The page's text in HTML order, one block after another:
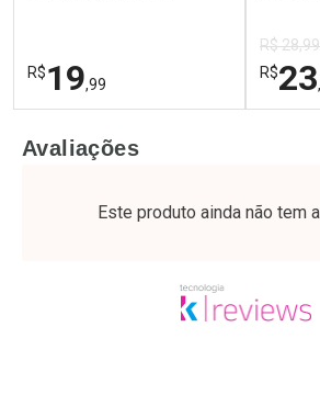
Por
R$19,99
Laboratório
Por Menos
R$ 28,99
R$23
Por
Avaliações
Este produto ainda não tem